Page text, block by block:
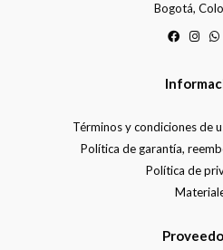
Bogotá,
Términos y condiciones de
Política de garantía,
Política de